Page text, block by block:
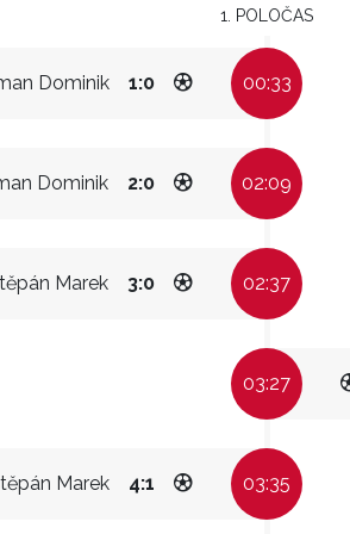
1. POLOČAS
Dominik 1:0 00:33
Dominik 2:0 02:09
Marek 3:0 02:37
03:27
Marek 4:1 03:35